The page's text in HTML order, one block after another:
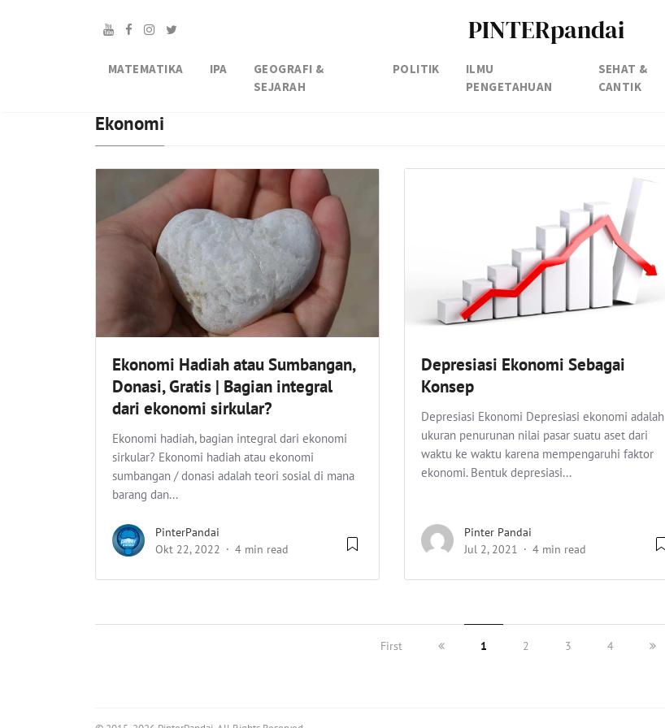
PINTERpandai
MATEMATIKA IPA
GEOGRAFI &
SEJARAH
POLITIK
ILMU
PENGETAHUAN
SEHAT &
CANTIK
Ekonomi
Ekonomi Hadiah atau Sumbangan,
Donasi, Gratis | Bagian integral
dari ekonomi sirkular?
Ekonomi hadiah, bagian integral dari ekonomi
sirkular? Ekonomi hadiah atau ekonomi
sumbangan / donasi adalah teori sosial di mana
barang dan...
PinterPandai
Okt 22, 2022
4 min read
Depresiasi Ekonomi Sebagai
Konsep
Depresiasi Ekonomi Depresiasi ekonomi adalah
ukuran penurunan nilai pasar suatu aset dari
waktu ke waktu karena mempengaruhi faktor
ekonomi. Bentuk depresiasi...
Pinter Pandai
Jul 2, 2021
4 min read
First 1 2 3 4